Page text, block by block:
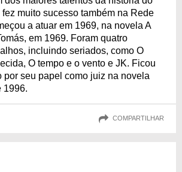
muito sucesso também na Rede
a atuar em 1969, na novela A
em 1969. Foram quatro
incluindo seriados, como O
O tempo e o vento e JK. Ficou
por seu papel como juiz na novela
1996.
COMPARTILHAR